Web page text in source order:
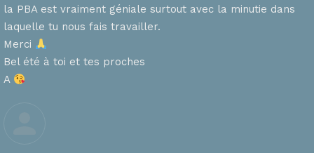
la PBA est vraiment géniale surtout avec la minutie dans
laquelle tu nous fais travailler.
Merci
Bel été à toi et tes proches
A